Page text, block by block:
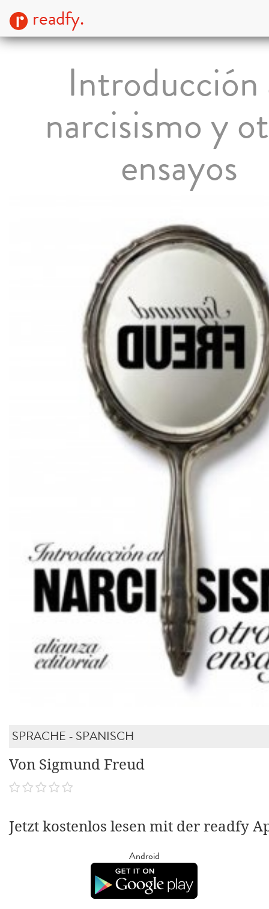
readfy.
Introducción
narcisismo y
ensayos
SPRACHE - SPANISCH
Von Sigmund Freud
Jetzt kostenlos lesen mit der readfy
Android